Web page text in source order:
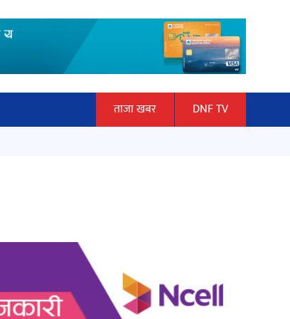
ताजा खबर DNF TV
अर्जुन चन्द्रको ‘संवेदनाका प्रतिध्वनि’
मुक्तकसङ्ग्रह लोकार्पण